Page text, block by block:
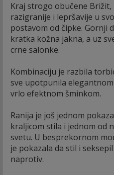
Kraj strogo obučene Brižit,
razigranije i lepršavije u
postavom od čipke. Gornji
kratka kožna jakna, a uz
crne salonke.
Kombinaciju je razbila
sve upotpunila
vrlo efektnom šminkom.
Ranija je još jednom
kraljicom stila i jednom od
svetu. U besprekornom
je pokazala da stil i
naprotiv.